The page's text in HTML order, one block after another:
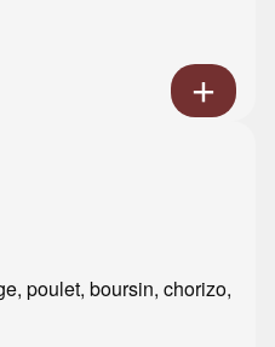
poulet, boursin, chorizo,